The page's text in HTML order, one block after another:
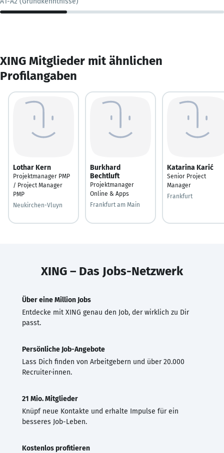
XING Mitglieder mit ähnlichen
Profilangaben
Lothar Kern
Projektmanager PMP
/ Project Manager
PMP
Neukirchen-Vluyn
Burkhard
Bechtluft
Projektmanager
Online & Apps
Frankfurt am Main
Katarina Karić
Senior Project
Manager
Frankfurt
XING – Das Jobs-Netzwerk
Über eine Million Jobs
Entdecke mit XING genau den Job, der wirklich zu Dir
passt.
Persönliche Job-Angebote
Lass Dich finden von Arbeitgebern und über 20.000
Recruiter·innen.
21 Mio. Mitglieder
Knüpf neue Kontakte und erhalte Impulse für ein
besseres Job-Leben.
Kostenlos profitieren